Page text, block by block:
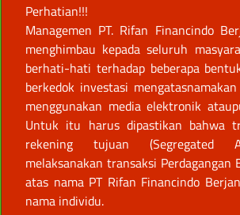
Perhatian!!!
Managemen PT. Rifan Financindo
menghimbau kepada seluruh
berhati-hati terhadap beberapa
berkedok investasi
menggunakan media elektronik
Untuk itu harus dipastikan bahwa
rekening tujuan (Segregated
melaksanakan transaksi Perdagangan
atas nama PT Rifan Financindo
nama individu.